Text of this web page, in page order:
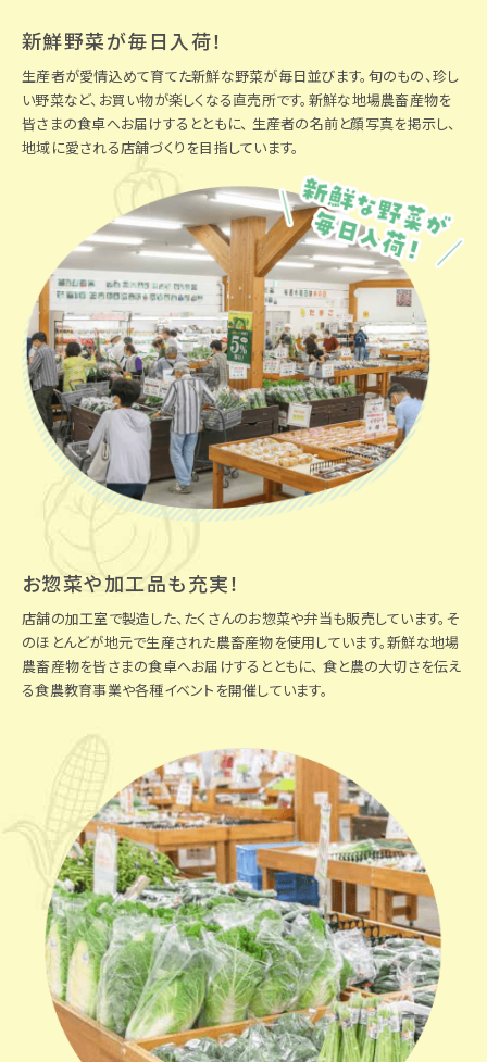
新鮮野菜が毎日入荷！
生産者が愛情込めて育てた新鮮な野菜が毎日並びます。旬のもの、珍し
い野菜など、お買い物が楽しくなる直売所です。新鮮な地場農畜産物を
皆さまの食卓へお届けするとともに、 生産者の名前と顔写真を掲示し、
地域に愛される店舗づくりを目指しています。
お惣菜や加工品も充実！
店舗の加工室で製造した、たくさんのお惣菜や弁当も販売しています。そ
のほとんどが地元で生産された農畜産物を使用しています。新鮮な地場
農畜産物を皆さまの食卓へお届けするとともに、 食と農の大切さを伝え
る食農教育事業や各種イベントを開催しています。